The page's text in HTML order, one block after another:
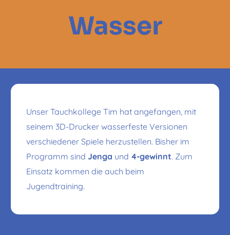
Wasser
Unser Tauchkollege Tim hat angefangen, mit
seinem 3D-Drucker wasserfeste Versionen
verschiedener Spiele herzustellen. Bisher im
Programm sind Jenga und 4-gewinnt. Zum
Einsatz kommen die auch beim
Jugendtraining.